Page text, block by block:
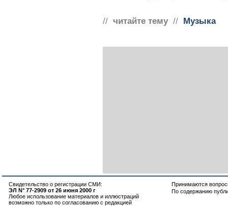
// читайте тему // Музыка
Свидетельство о регистрации СМИ:
ЭЛ N° 77-2909 от 26 июня 2000 г
Любое использование материалов и иллюстраций
возможно только по согласованию с редакцией
Принимаются
По содержанию